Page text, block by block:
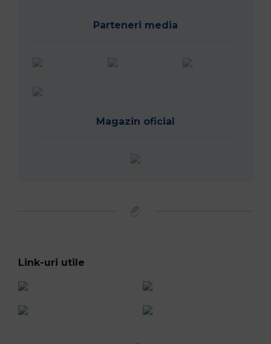
Parteneri media
Magazin oficial
Link-uri utile